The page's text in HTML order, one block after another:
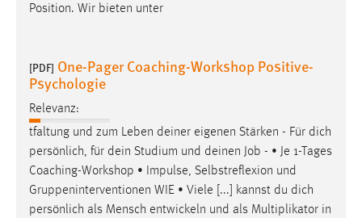
Position. Wir bieten unter
[PDF] One-Pager Coaching-Workshop Positive-
Psychologie
Relevanz:
tfaltung und zum Leben deiner eigenen Stärken - Für dich
persönlich, für dein Studium und deinen Job - • Je 1-Tages
Coaching-Workshop • Impulse, Selbstreflexion und
Gruppeninterventionen WIE • Viele [...] kannst du dich
persönlich als Mensch entwickeln und als Multiplikator in
Name:
_pk_ref, _pk_cvar, _pk_id, _pk_ses
Zweck:
Zugriffsstatistik
Cookie Laufzeit:
Max. 13 Monate